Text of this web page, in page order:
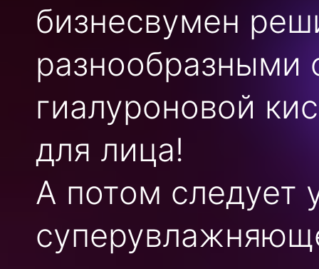
бизнесвумен
разнообразными
гиалуроновой
для лица!
А потом следует